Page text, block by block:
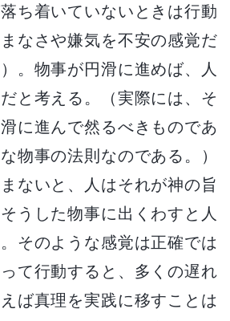
ち着いていないときは行動
なさや嫌気を不安の感覚だ
。物事が円滑に進めば、人
と考える。（実際には、そ
に進んで然るべきものであ
物事の法則なのである。）
ないと、人はそれが神の旨
うした物事に出くわすと人
そのような感覚は正確では
て行動すると、多くの遅れ
ば真理を実践に移すことは